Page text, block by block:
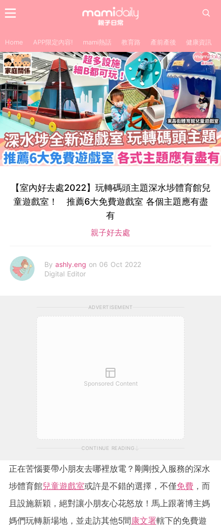
Home APP限定內容! mami熱話 教育路 產前產後 健康資訊
【室內好去處2022】玩轉碼頭主題深水埗體育館兒
童遊戲室！ 推薦6大免費遊戲室 各個主題應有盡
有
親子好去處
By ashly.eng on 06 Oct 2022
Digital Editor
ADVERTISEMENT
Sponsored Content
CONTINUE READING
正在苦惱要帶小朋友去哪裡放電？剛剛投入服務的深水
埗體育館兒童遊戲室或許是不錯的選擇，不僅免費 ，而
且設施新穎，絕對讓小朋友心花怒放！馬上跟著博主媽
媽們玩轉新場地，並走訪其他5間康文署轄下的免費遊